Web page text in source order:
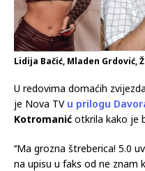
Lidija Bačić, Mladen Grdović,
U redovima domaćih
je Nova TV u prilogu
Kotromanić otkrila kako je
‘‘Ma grozna štreberica! 5.0
na upisu u faks od ne znam